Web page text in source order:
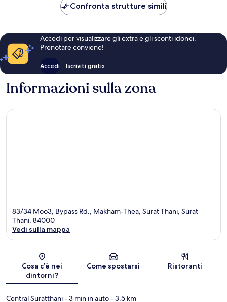
Confronta strutture simili
Accedi per visualizzare gli extra e gli sconti idonei.
Prenotare conviene!
Accedi Iscriviti gratis
Informazioni sulla zona
83/34 Moo3, Bypass Rd., Makham-Thea, Surat Thani, Surat
Thani, 84000
Vedi sulla mappa
Cosa c’è nei
dintorni?
Come spostarsi Ristoranti
Central Suratthani- 3 min in auto- 3.5 km